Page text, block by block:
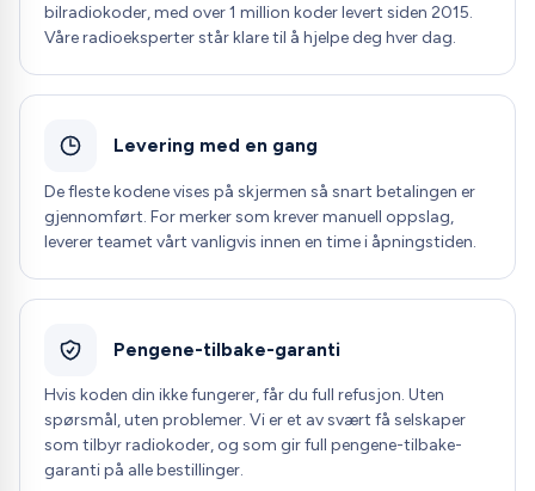
bilradiokoder, med over 1 million koder levert siden 2015.
Våre radioeksperter står klare til å hjelpe deg hver dag.
Levering med en gang
De fleste kodene vises på skjermen så snart betalingen er
gjennomført. For merker som krever manuell oppslag,
leverer teamet vårt vanligvis innen en time i åpningstiden.
Pengene-tilbake-garanti
Hvis koden din ikke fungerer, får du full refusjon. Uten
spørsmål, uten problemer. Vi er et av svært få selskaper
som tilbyr radiokoder, og som gir full pengene-tilbake-
garanti på alle bestillinger.